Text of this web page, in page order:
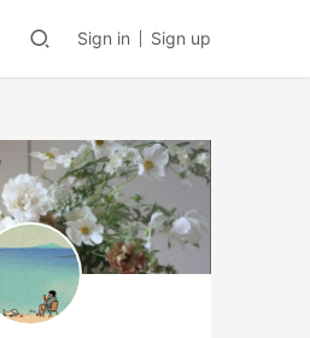
Sign in Sign up